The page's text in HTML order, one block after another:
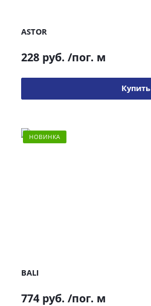
ASTOR
228 руб. /пог. м
Купить
НОВИНКА
BALI
774 руб. /пог. м